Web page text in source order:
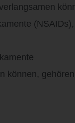
können,